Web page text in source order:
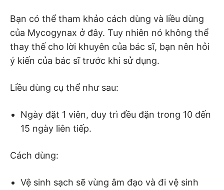
Bạn có thể tham khảo cách dùng và liều dùng
của Mycogynax ở đây. Tuy nhiên nó không thể
thay thế cho lời khuyên của bác sĩ, bạn nên hỏi
ý kiến của bác sĩ trước khi sử dụng.
Liều dùng cụ thể như sau:
Ngày đặt 1 viên, duy trì đều đặn trong 10 đến
15 ngày liên tiếp.
Cách dùng:
Vệ sinh sạch sẽ vùng âm đạo và đi vệ sinh